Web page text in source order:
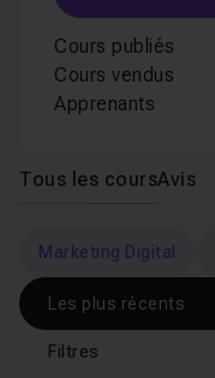
Cours publiés
Cours vendus
Apprenants
Tous les coursAvis
Marketing Digital
Filtres